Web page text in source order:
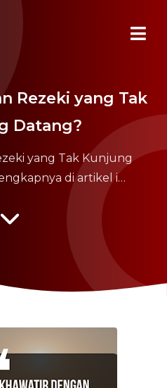
Rezeki yang Tak
Datang?
yang Tak Kunjung
di artikel i…